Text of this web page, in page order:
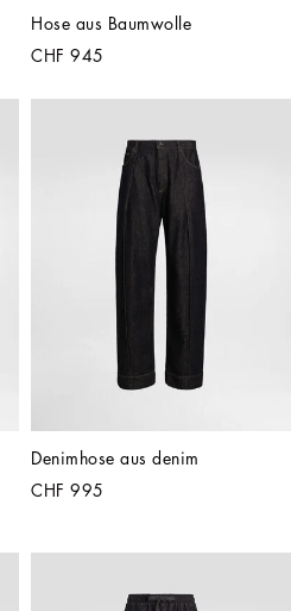
Hose aus Baumwolle
CHF 945
Denimhose aus denim
CHF 995